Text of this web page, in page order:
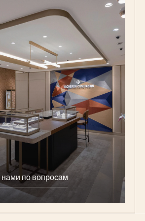
нами по вопросам